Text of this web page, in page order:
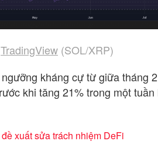
TradingView (SOL/XRP)
kháng cự từ giữa tháng
khi tăng 21% trong một
xuất sửa trách nhiệm DeFi